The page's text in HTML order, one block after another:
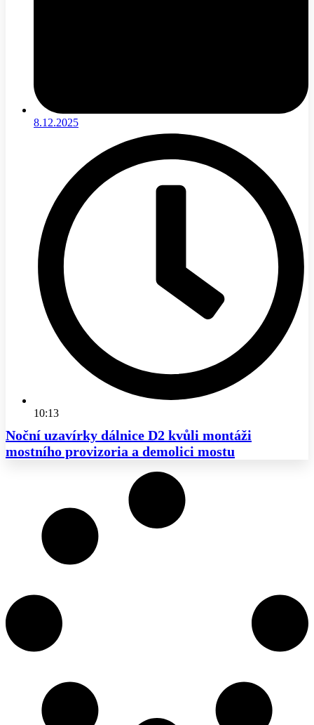
8.12.2025
10:13
Noční uzavírky dálnice D2 kvůli montáži
mostního provizoria a demolici mostu